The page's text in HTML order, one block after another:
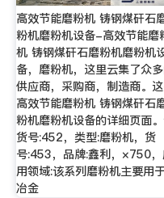
高效节能磨粉机 铸钢煤矸石
粉机磨粉机设备-高效节能磨
机 铸钢煤矸石磨粉机磨粉机
备，磨粉机，这里云集了众
供应商，采购商，制造商。
高效节能磨粉机 铸钢煤矸石
粉机磨粉机设备的详细页面
货号:452，类型:磨粉机，货
号:453，品牌:鑫利，×750
用领域:该系列磨粉机主要用
冶金